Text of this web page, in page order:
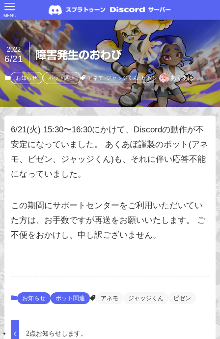
MENU
障害発生のおわび
2022
6/21
お知らせ ボット関連 アネモ ジャッジくん ビゼン あくあぽ
6/21(火) 15:30〜16:30にかけて、Discordの動作が不
安定になっていました。 あくあぽ謹製のボット(アネ
モ、ビゼン、ジャッジくん)も、それに伴い応答不能
になっていました。
この期間にサポートセンターをご利用いただいてい
た方は、お手数ですが再送をお願いいたします。 ご
不便をおかけし、申し訳ございません。
お知らせ ボット関連 アネモ ジャッジくん ビゼン
2点お知らせします。